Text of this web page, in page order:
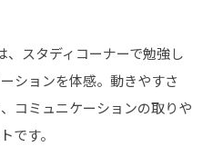
、スタディコーナーで勉強し
ションを体感。動きやすさ
コミュニケーションの取りや
です。